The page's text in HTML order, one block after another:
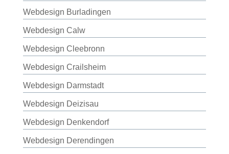
Webdesign Burladingen
Webdesign Calw
Webdesign Cleebronn
Webdesign Crailsheim
Webdesign Darmstadt
Webdesign Deizisau
Webdesign Denkendorf
Webdesign Derendingen